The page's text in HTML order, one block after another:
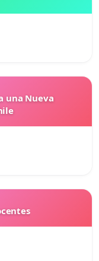
una Nueva